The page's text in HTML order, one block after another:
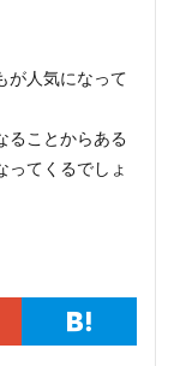
が人気になって
ることからある
ってくるでしょ